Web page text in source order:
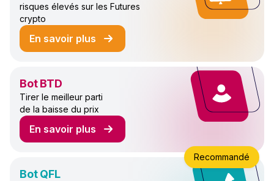
risques élevés sur les Futures
crypto
En savoir plus
sur le bot de trading COMBO
Bot BTD
Tirer le meilleur parti
de la baisse du prix
En savoir plus
sur le bot de trading BTD
Bot QFL
Recommandé